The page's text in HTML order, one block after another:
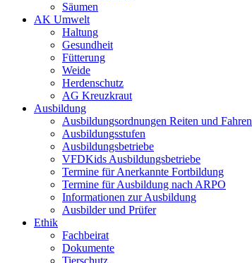
Säumen
AK Umwelt
Haltung
Gesundheit
Fütterung
Weide
Herdenschutz
AG Kreuzkraut
Ausbildung
Ausbildungsordnungen Reiten und Fahren
Ausbildungsstufen
Ausbildungsbetriebe
VFDKids Ausbildungsbetriebe
Termine für Anerkannte Fortbildung
Termine für Ausbildung nach ARPO
Informationen zur Ausbildung
Ausbilder und Prüfer
Ethik
Fachbeirat
Dokumente
Tierschutz